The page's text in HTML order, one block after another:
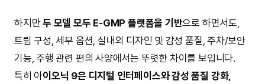
하지만두 모델 모두 E-GMP 플랫폼을 기반으로 하면서도,
트림 구성, 세부 옵션, 실내외 디자인 및 감성 품질, 주차/보안
기능, 주행 관련 편의 사양에서는 뚜렷한 차이를 보입니다.
특히 아이오닉 9은 디지털 인터페이스와 감성 품질 강화,